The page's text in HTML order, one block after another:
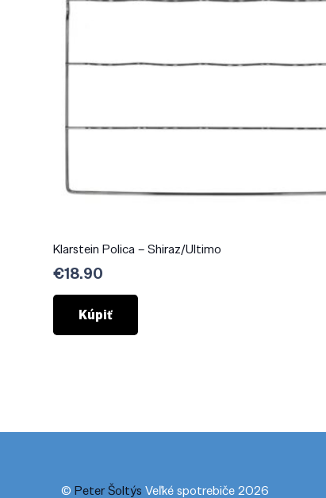
Klarstein Polica – Shiraz/Ultimo
€18.90
Kúpiť
© Peter Šoltýs Veľké spotrebiče 2026